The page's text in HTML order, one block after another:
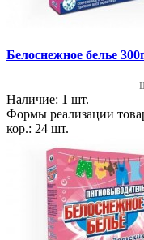
Белоснежное белье
Наличие: 1 шт.
Формы реализации
кор.: 24 шт.